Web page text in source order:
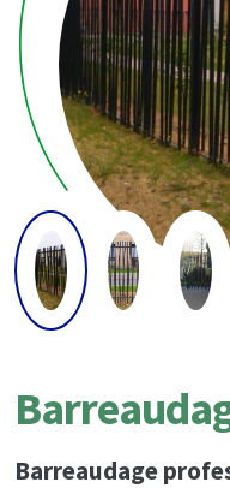
Barreaudage